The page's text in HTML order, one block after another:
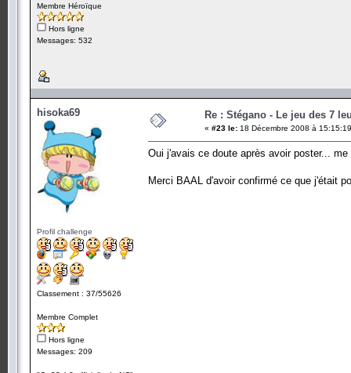
Membre Héroïque
Hors ligne
Messages: 532
hisoka69
Profil challenge
Classement : 37/55626
Membre Complet
Hors ligne
Messages: 209
Re : Stégano - Le jeu des 7
« #23 le: 18 Décembre 2008 à
Oui j'avais ce doute après avoir poster...
Merci BAAL d'avoir confirmé ce que j'était